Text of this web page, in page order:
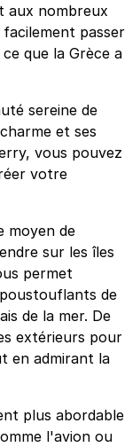
aux nombreux
passer
que la Grèce a
sereine de
et ses
vous pouvez
votre
moyen de
sur les îles
permet
de
de la mer. De
extérieurs pour
en admirant la
plus abordable
l'avion ou